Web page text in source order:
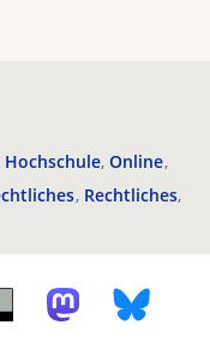
Hochschule Online
Rechtliches